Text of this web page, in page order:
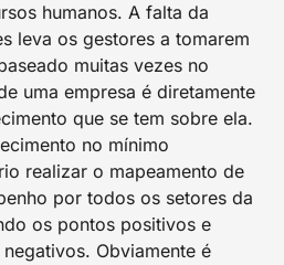
humanos. A falta da
leva os gestores a tomarem
muitas vezes no
uma empresa é diretamente
que se tem sobre ela.
no mínimo
realizar o mapeamento de
por todos os setores da
os pontos positivos e
Obviamente é